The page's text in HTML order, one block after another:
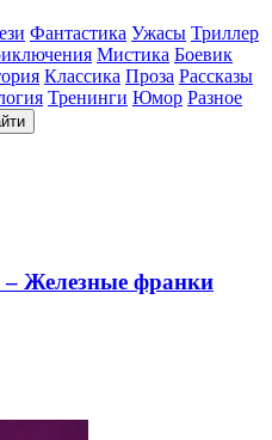
Фантастика Ужасы Триллер
Мистика Боевик
Классика Проза Рассказы
Тренинги Юмор Разное
Железные франки